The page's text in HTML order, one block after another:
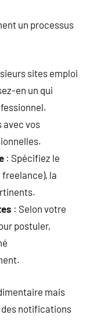
un processus
sites emploi
en un qui
avec vos
: Spécifiez le
freelance), la
: Selon votre
postuler,
mais
notifications